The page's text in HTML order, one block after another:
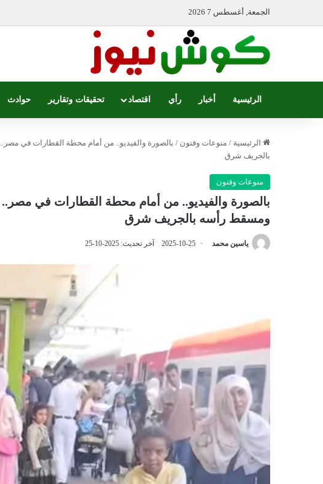
الجمعة, أغسطس 7 2026
الرئيسية أخبار رأي اقتصاد تحقيقات وتقارير حوادث
الرئيسية / منوعات وفنون / بالصورة والفيديو.. من أمام محطة القطارات في
بالجريف شرق
منوعات وفنون
بالصورة والفيديو.. من أمام محطة القطارات في
ومسقط رأسه بالجريف شرق
ياسين محمد 2025-10-25 آخر تحديث: 2025-10-25